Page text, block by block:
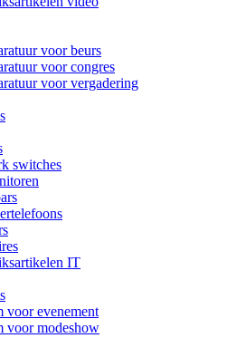
voor beurs
voor congres
voor vergadering
switches
IT
voor evenement
voor modeshow